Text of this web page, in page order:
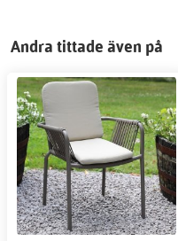
Andra tittade även på